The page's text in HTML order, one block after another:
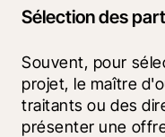
Sélection des
Souvent, pour
projet, le maître
traitants ou des
présenter une